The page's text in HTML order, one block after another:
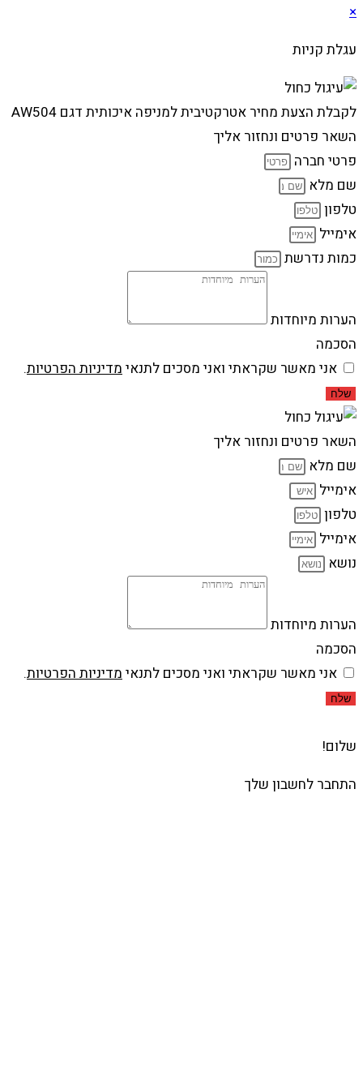
×
עגלת קניות
לקבלת הצעת מחיר אטרקטיבית למניפה איכותית דגם AW504
השאר פרטים ונחזור אליך
פרטי חברה
שם מלא
טלפון
אימייל
כמות נדרשת
הערות מיוחדות
הסכמה
אני מאשר שקראתי ואני מסכים לתנאי מדיניות הפרטיות.
שלח
השאר פרטים ונחזור אליך
שם מלא
אימייל
טלפון
אימייל
נושא
הערות מיוחדות
הסכמה
אני מאשר שקראתי ואני מסכים לתנאי מדיניות הפרטיות.
שלח
שלום!
התחבר לחשבון שלך